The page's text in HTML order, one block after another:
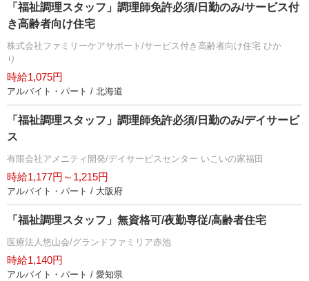
「福祉調理スタッフ」調理師免許必須/日勤のみ/サービス付
き高齢者向け住宅
株式会社ファミリーケアサポート/サービス付き高齢者向け住宅 ひか
り
時給1,075円
アルバイト・パート / 北海道
「福祉調理スタッフ」調理師免許必須/日勤のみ/デイサービ
ス
有限会社アメニティ開発/デイサービスセンター いこいの家福田
時給1,177円～1,215円
アルバイト・パート / 大阪府
「福祉調理スタッフ」無資格可/夜勤専従/高齢者住宅
医療法人悠山会/グランドファミリア赤池
時給1,140円
アルバイト・パート / 愛知県